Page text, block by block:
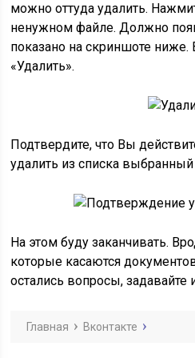
можно оттуда удалить.
ненужном файле. Должно
показано на скриншоте
«Удалить».
Подтвердите, что Вы
удалить из списка
На этом буду заканчивать.
которые касаются
остались вопросы, задавайте
Главная Вконтакте